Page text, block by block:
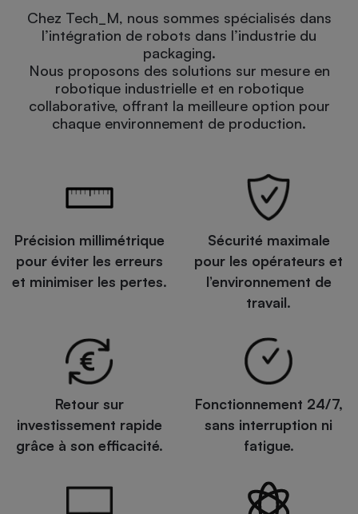
Chez Tech_M, nous sommes spécialisés dans
l’intégration de robots dans l’industrie du
packaging.
Nous proposons des solutions sur mesure en
robotique industrielle et en robotique
collaborative, offrant la meilleure option pour
chaque environnement de production.
Précision millimétrique
pour éviter les erreurs
et minimiser les pertes.
Sécurité maximale
pour les opérateurs et
l’environnement de
travail.
Retour sur
investissement rapide
grâce à son efficacité.
Fonctionnement 24/7,
sans interruption ni
fatigue.